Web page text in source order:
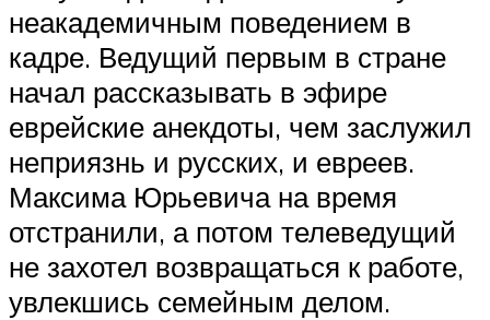
неакадемичным поведением в
кадре. Ведущий первым в стране
начал рассказывать в эфире
еврейские анекдоты, чем заслужил
неприязнь и русских, и евреев.
Максима Юрьевича на время
отстранили, а потом телеведущий
не захотел возвращаться к работе,
увлекшись семейным делом.